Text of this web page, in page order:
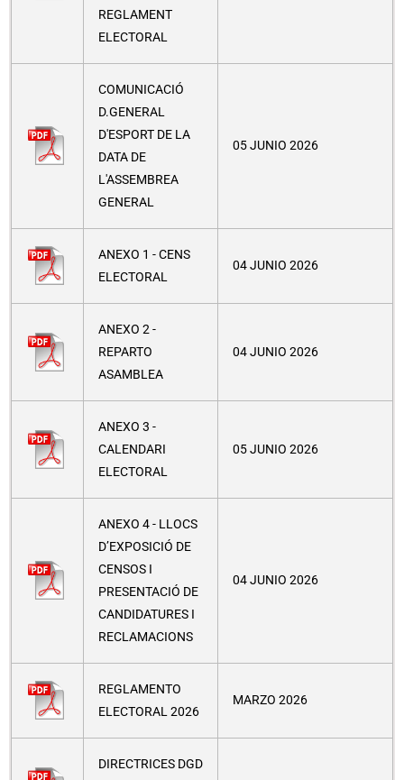
REGLAMENT
ELECTORAL
COMUNICACIÓ
D.GENERAL
D'ESPORT DE LA
DATA DE
L'ASSEMBREA
GENERAL
05 JUNIO 2026
ANEXO 1 - CENS
ELECTORAL
04 JUNIO 2026
ANEXO 2 -
REPARTO
ASAMBLEA
04 JUNIO 2026
ANEXO 3 -
CALENDARI
ELECTORAL
05 JUNIO 2026
ANEXO 4 - LLOCS
D’EXPOSICIÓ DE
CENSOS I
PRESENTACIÓ DE
CANDIDATURES I
RECLAMACIONS
04 JUNIO 2026
REGLAMENTO
ELECTORAL 2026
MARZO 2026
DIRECTRICES DGD